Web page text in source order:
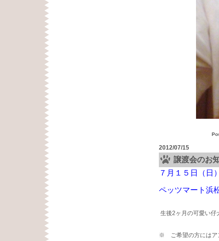
2012/07/15
譲渡会のお
７月１５日（
ペッツマート浜
生後2ヶ月の可愛い仔
※ ご希望の方にはア